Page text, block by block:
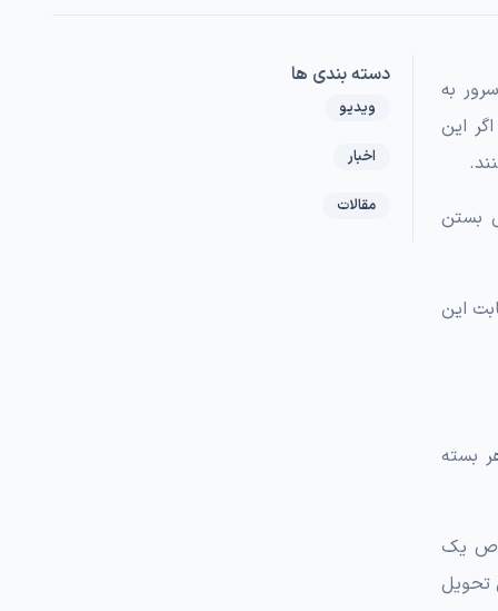
به
این
بستن
این
بسته
یک
تحویل
دسته بندی ها
ویدیو
اخبار
مقالات